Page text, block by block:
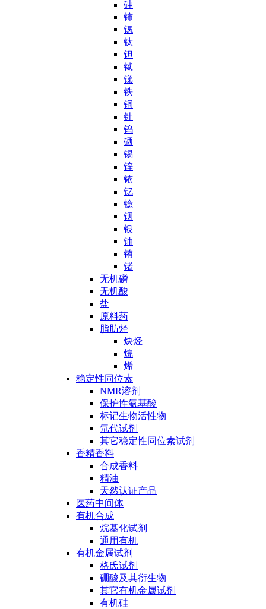
砷
铈
锶
钛
钽
铽
锑
铁
铜
钍
钨
硒
锡
锌
铱
钇
镱
铟
银
铀
铕
锗
无机磷
无机酸
盐
原料药
脂肪烃
炔烃
烷
烯
稳定性同位素
NMR溶剂
保护性氨基酸
标记生物活性物
氘代试剂
其它稳定性同位素试剂
香精香料
合成香料
精油
天然认证产品
医药中间体
有机合成
烷基化试剂
通用有机
有机金属试剂
格氏试剂
硼酸及其衍生物
其它有机金属试剂
有机硅